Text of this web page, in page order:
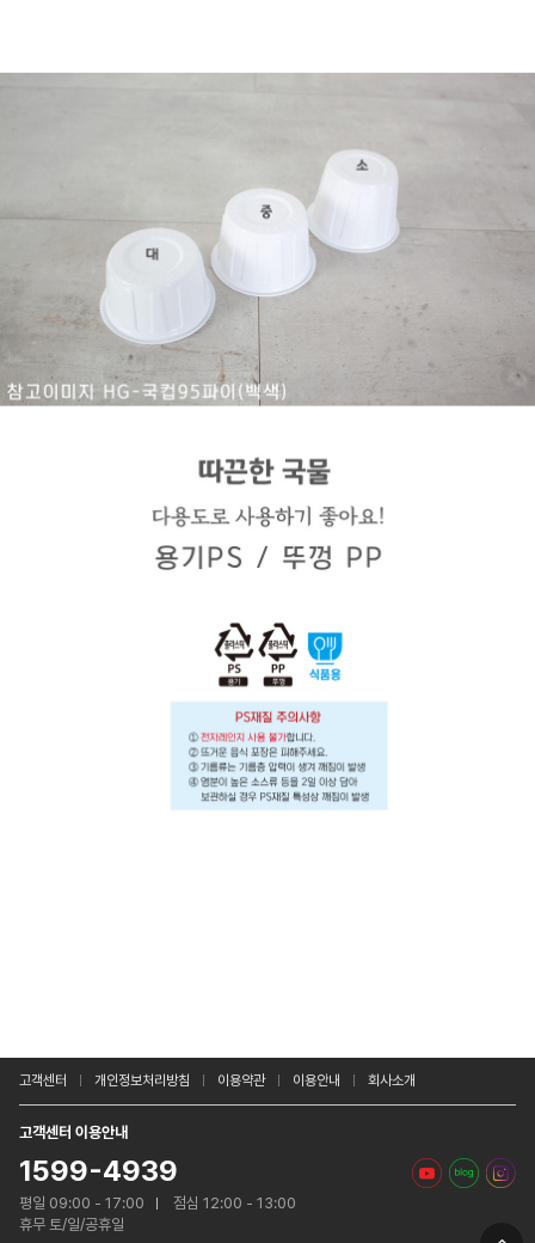
고객센터 개인정보처리방침 이용약관 이용안내 회사소개
고객센터 이용안내
1599-4939
평일 09:00 - 17:00
점심 12:00 - 13:00
휴무 토/일/공휴일